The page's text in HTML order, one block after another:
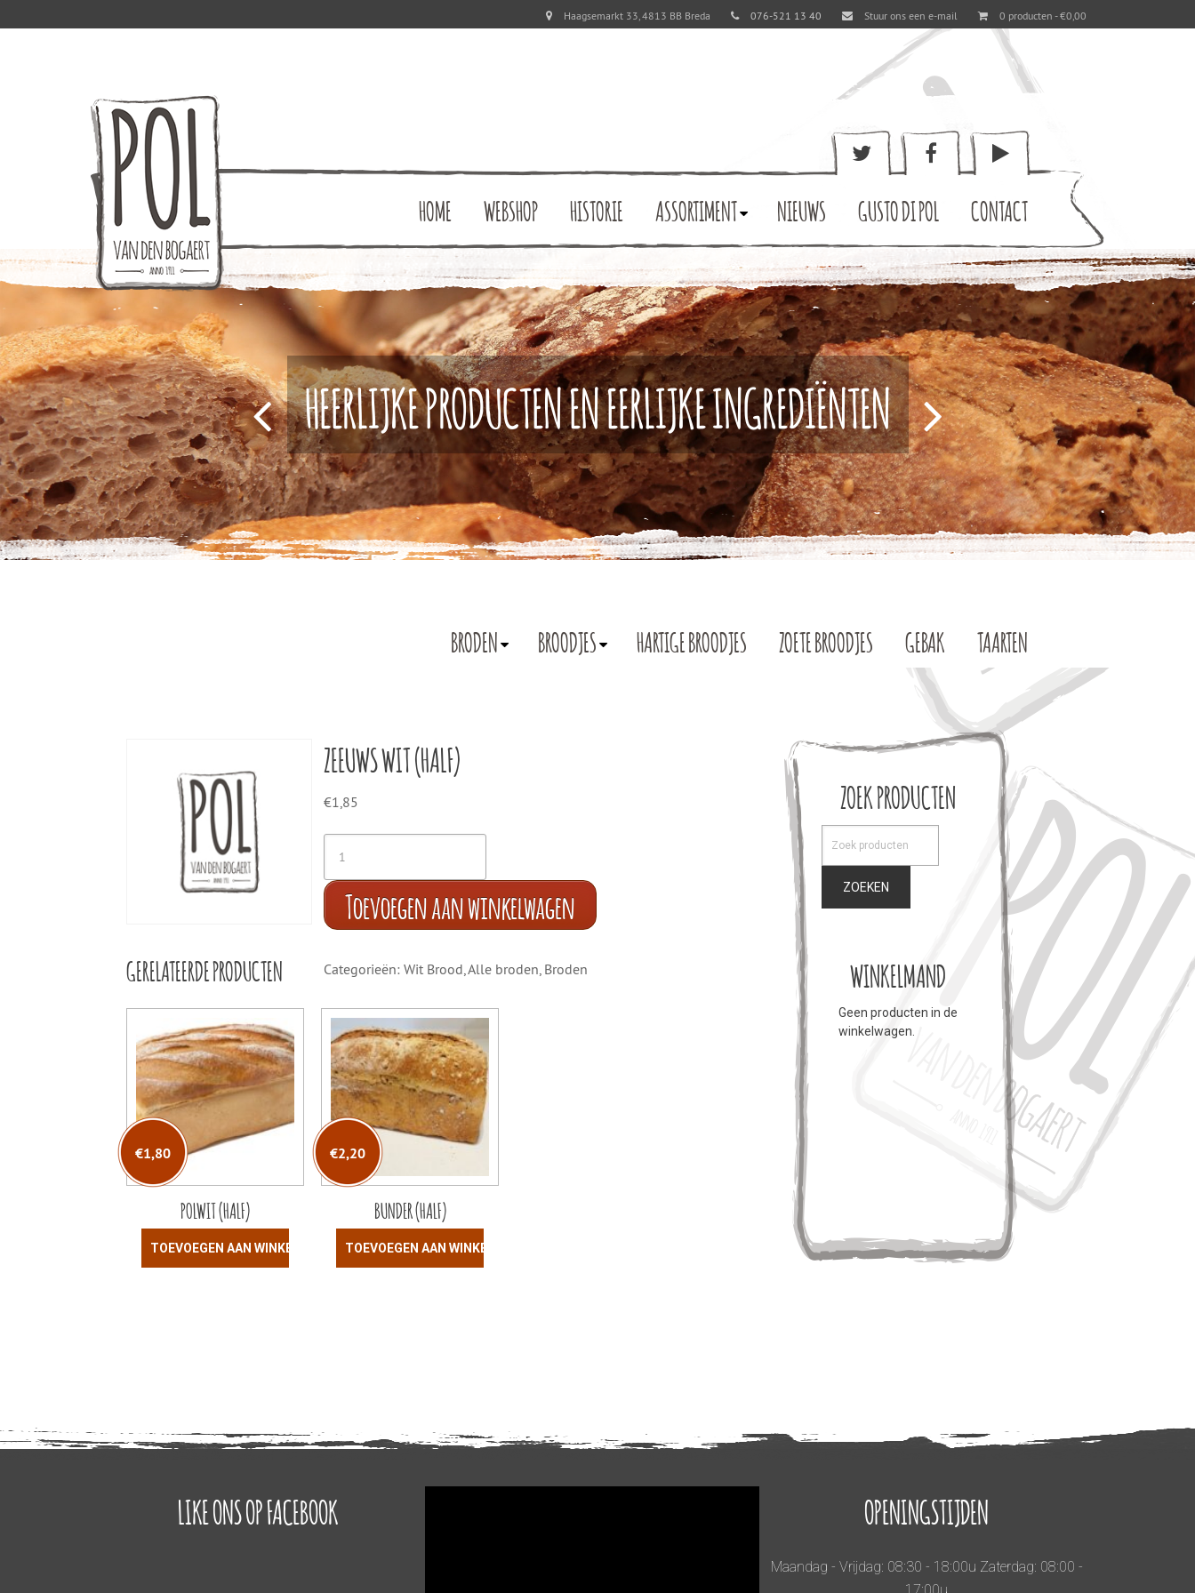
Haagsemarkt 33, 4813 BB Breda 076-521 13 40 Stuur ons een e-mail 0 producten -€0,00
HEERLIJKE PRODUCTEN EN EERLIJKE INGREDIËNTEN
HOME WEBSHOP HISTORIE ASSORTIMENT NIEUWS GUSTO DI POL CONTACT
BRODEN BROODJES HARTIGE BROODJES ZOETE BROODJES GEBAK TAARTEN
ZEEUWS WIT (HALF)
€1,85
Toevoegen aan winkelwagen
Categorieën:Wit Brood,Alle broden, Broden
GERELATEERDE PRODUCTEN
POLWIT (HALF)
€1,80
TOEVOEGEN AAN WINKELWAGEN
BUNDER (HALF)
€2,20
TOEVOEGEN AAN WINKELWAGEN
ZOEK PRODUCTEN
ZOEKEN
WINKELMAND
Geen producten in de
winkelwagen.
LIKE ONS OP FACEBOOK OPENINGSTIJDEN
Maandag - Vrijdag: 08:30 - 18:00u Zaterdag: 08:00 -